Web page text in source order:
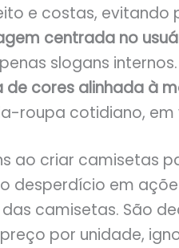
e costas, evitando
centrada no
slogans internos.
de cores alinhada à
roupa cotidiano, em
ao criar camisetas
desperdício em
camisetas. São
por unidade,